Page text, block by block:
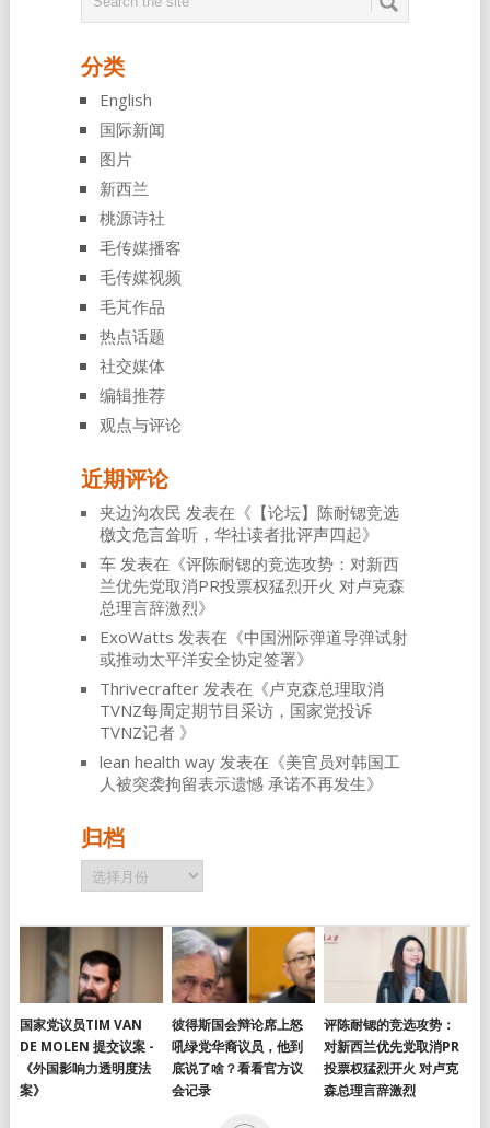
分类
English
国际新闻
图片
新西兰
桃源诗社
毛传媒播客
毛传媒视频
毛芃作品
热点话题
社交媒体
编辑推荐
观点与评论
近期评论
夹边沟农民 发表在《 【论坛】陈耐锶竞选
檄文危言耸听，华社读者批评声四起》
车发表在《评陈耐锶的竞选攻势：对新西
兰优先党取消PR投票权猛烈开火 对卢克森
总理言辞激烈》
ExoWatts 发表在《中国洲际弹道导弹试射
或推动太平洋安全协定签署》
Thrivecrafter发表在《卢克森总理取消
TVNZ每周定期节目采访，国家党投诉
TVNZ记者 》
lean health way发表在《美官员对韩国工
人被突袭拘留表示遗憾 承诺不再发生》
归档
归
档
国家党议员TIM VAN
DE MOLEN 提交议案 -
《外国影响力透明度法
案》
彼得斯国会辩论席上怒
吼绿党华裔议员，他到
底说了啥？看看官方议
会记录
评陈耐锶的竞选攻势：
对新西兰优先党取消PR
投票权猛烈开火 对卢克
森总理言辞激烈